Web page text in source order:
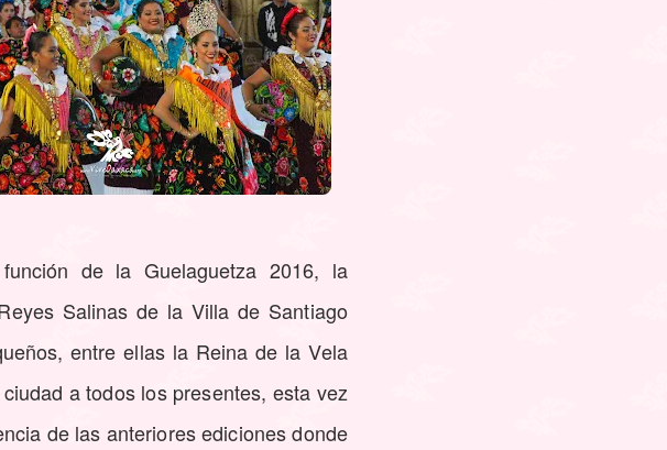
de la Guelaguetza 2016, la
Salinas de la Villa de Santiago
entre ellas la Reina de la Vela
a todos los presentes, esta vez
de las anteriores ediciones donde